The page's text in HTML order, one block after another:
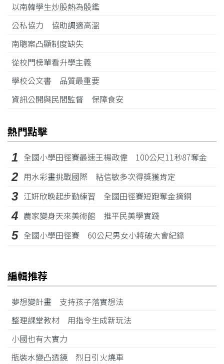
以南韓學生炒股熱為殷鑑
公私協力 協助調適高溫
南聰案凸顯制度缺失
從校門榜單看升學主義
學校公文書 品質最重要
資訊公開與民間監督 保障食安
熱門點擊
1 全國小學田徑賽最速王楊政偉 100公尺11秒87奪金
2 用水彩畫挑戰國際 粘信敏多次得獎獲肯定
3 江姸欣晚起步勤練習 全國田徑賽短跑奪金摘銅
4 農家變身天來美術館 推平民美學實踐
5 全國小學田徑賽 60公尺男女小將破大會紀錄
編輯推荐
夢想變計畫 支持孩子落實想法
整理課堂教材 用指令生成新玩法
小國也有大實力
瓶裝水變凸透鏡 烈日引火燒車